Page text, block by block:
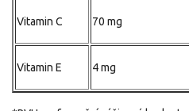
Vitamin C 70 mg
Vitamin E 4 mg